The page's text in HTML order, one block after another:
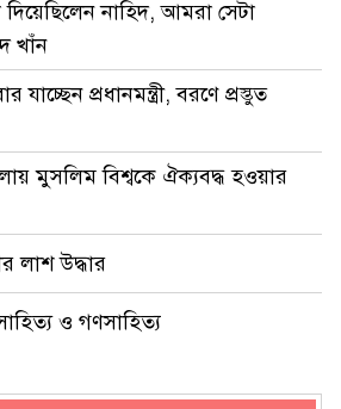
নাহিদ, আমরা সেটা
খাঁন
যাচ্ছেন প্রধানমন্ত্রী, বরণে প্রস্তুত
মুসলিম বিশ্বকে ঐক্যবদ্ধ হওয়ার
লাশ উদ্ধার
ও গণসাহিত্য